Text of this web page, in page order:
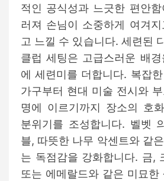
적인 공식성과 느긋한 편안
러져 손님이 소중하게 여겨
고 느낄 수 있습니다. 세련된
클럽 세팅은 고급스러운 배
에 세련미를 더합니다. 복잡
가구부터 현대 미술 전시와
명에 이르기까지 장소의 호
분위기를 조성합니다. 벨벳
블, 따뜻한 나무 악센트와 같
는 독점감을 강화합니다. 금,
또는 에메랄드와 같은 미묘